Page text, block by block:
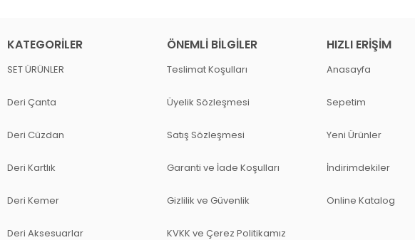
KATEGORILER
SET ÜRÜNLER
Deri Çanta
Deri Cüzdan
Deri Kartlık
Deri Kemer
Deri Aksesuarlar
ÖNEMLI BILGILER
Teslimat Koşulları
Üyelik Sözleşmesi
Satış Sözleşmesi
Garanti ve İade Koşulları
Gizlilik ve Güvenlik
KVKK ve Çerez Politikamız
HIZLI ERIŞIM
Anasayfa
Sepetim
Yeni Ürünler
İndirimdekiler
Online Katalog